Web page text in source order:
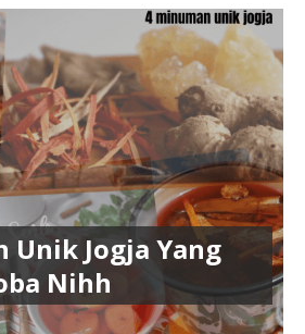
Unik Jogja Yang
Nihh